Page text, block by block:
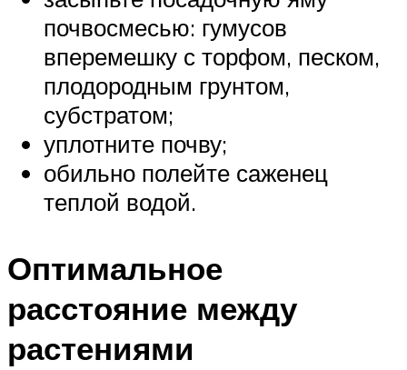
почвосмесью: гумусов
вперемешку с торфом, песком,
плодородным грунтом,
субстратом;
уплотните почву;
обильно полейте саженец
теплой водой.
Оптимальное
расстояние между
растениями